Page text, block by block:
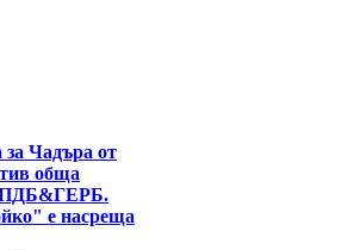
Чадъра от
обща
е насреща